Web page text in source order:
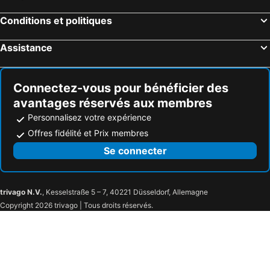
Le Cottage
Hotel Richelieu
B&B HOTEL Calais Coquelles Tunnel Sous La Manche
Logis Hôtel Logis Gravelines-dunkerque
Wissant l'Opale
La Longere Decottes
Chambres d'Hôtes "Les Pins"
Jacquard
Le Cercle de Malines
Appart'Hôtel Tudor
Nuit d'Ailleurs
L'Alexandra
Conditions et politiques
Assistance
Connectez-vous pour bénéficier des
avantages réservés aux membres
Personnalisez votre expérience
Offres fidélité et Prix membres
Se connecter
trivago N.V., Kesselstraße 5 – 7, 40221 Düsseldorf, Allemagne
Copyright 2026 trivago | Tous droits réservés.